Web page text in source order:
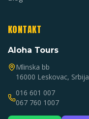
KONTAKT
Aloha Tours
Mlinska bb
16000 Leskovac, Srbija
016 601 007
067 760 1007